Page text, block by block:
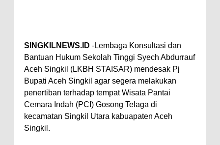
S INGKILNEWS.ID -Lembaga Konsultasi dan
Bantuan Hukum Sekolah Tinggi Syech Abdurrauf
Aceh Singkil (LKBH STAISAR) mendesak Pj
Bupati Aceh Singkil agar segera melakukan
penertiban terhadap tempat Wisata Pantai
Cemara Indah (PCI) Gosong Telaga di
kecamatan Singkil Utara kabuapaten Aceh
Singkil.